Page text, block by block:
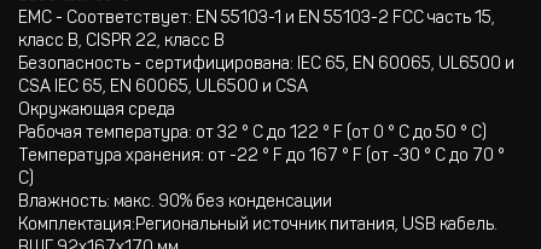
EMC - Соответствует: EN 55103-1 и EN 55103-2 FCC часть 15,
класс B, CISPR 22, класс B
Безопасность - сертифицирована: IEC 65, EN 60065, UL6500 и
CSA IEC 65, EN 60065, UL6500 и CSA
Окружающая среда
Рабочая температура: от 32 ° C до 122 ° F (от 0 ° C до 50 ° C)
Температура хранения: от -22 ° F до 167 ° F (от -30 ° C до 70 °
C)
Влажность: макс. 90% без конденсации
Комплектация:Региональный источник питания, USB кабель.